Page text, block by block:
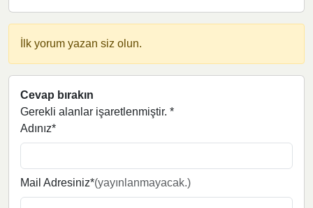
İlk yorum yazan siz olun.
Cevap bırakın
Gerekli alanlar işaretlenmiştir. *
Adınız*
Mail Adresiniz*(yayınlanmayacak.)